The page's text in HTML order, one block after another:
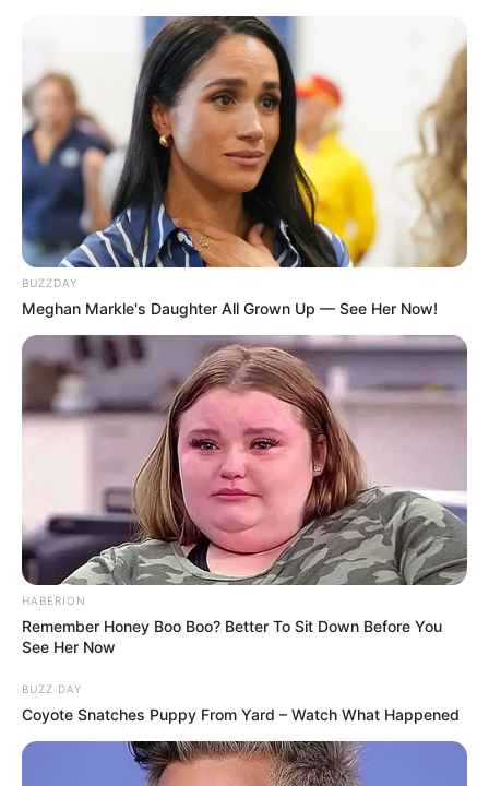
Nehéz napokat él át a Gáspár család:Gáspár
Evelin, Gáspár Győző elsőszülött lánya, egy
családi-baráti összejövetelen lett rosszul – később
az orvosok megdöbbentő diagnózist állítottak
fel:valaki megmérgezte
Az esetet követően Győző úgy döntött, maga
szárnyra. A showman megtörten vallott arról, mi
BUZZDAY
Meghan Markle's Daughter All Grown Up — See Her Now!
HABERION
Remember Honey Boo Boo? Better To Sit Down Before You
See Her Now
BUZZ DAY
Coyote Snatches Puppy From Yard – Watch What Happened